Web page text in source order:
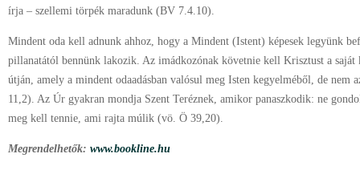
írja – szellemi törpék maradunk (BV 7.4.10).
Mindent oda kell adnunk ahhoz, hogy a Mindent (Istent) képesek legyünk
pillanatától bennünk lakozik. Az imádkozónak követnie kell Krisztust a saját
útján, amely a mindent odaadásban valósul meg Isten kegyelméből, de nem
11,2). Az Úr gyakran mondja Szent Teréznek, amikor panaszkodik: ne
meg kell tennie, ami rajta múlik (vö. Ö 39,20).
Megrendelhetők: www.bookline.hu